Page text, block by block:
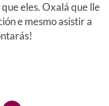
eles. Oxalá que lle
e mesmo asistir a